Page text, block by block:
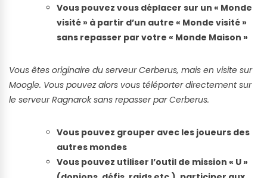
Vous pouvez vous déplacer sur un « Monde
visité » à partir d’un autre « Monde visité »
sans repasser par votre « Monde Maison »
Vous êtes originaire du serveur Cerberus, mais en visite sur
Moogle. Vous pouvez alors vous téléporter directement sur
le serveur Ragnarok sans repasser par Cerberus.
Vous pouvez grouper avec les joueurs des
autres mondes
Vous pouvez utiliser l’outil de mission « U »